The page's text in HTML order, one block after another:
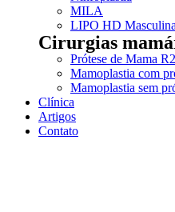
MILA
LIPO HD Masculina
Cirurgias
Prótese de Mama
Mamoplastia com
Mamoplastia sem
Clínica
Artigos
Contato